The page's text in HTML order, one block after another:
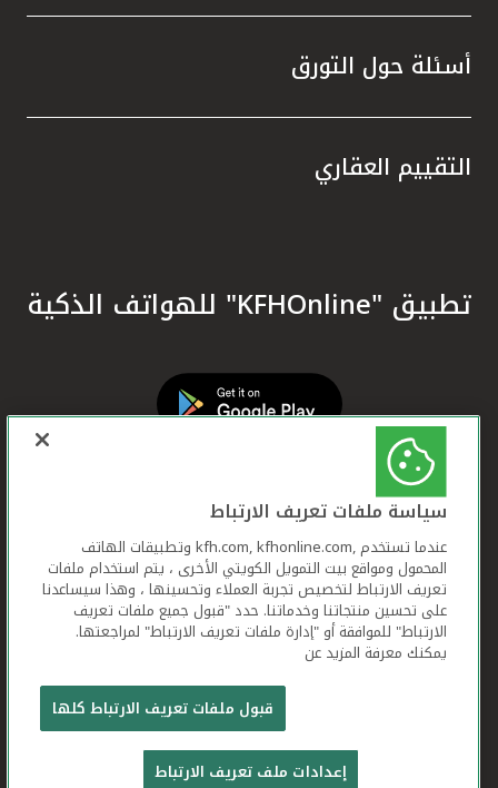
أسئلة حول التورق
التقييم العقاري
تطبيق "KFHOnline" للهواتف الذكية
بيت التمويل الكويتي جميع الحقوق محفوظة © 2026
شروط وأحكام استخدام الموقع الإلكتروني
تعريف الارتباط بيان الخصوصية
سياسة ملفات تعريف الارتباط
عندما تستخدم ,kfh.com, kfhonline.com وتطبيقات الهاتف
المحمول ومواقع بيت التمويل الكويتي الأخرى ، يتم استخدام ملفات
تعريف الارتباط لتخصيص تجربة العملاء وتحسينها ، وهذا سيساعدنا
على تحسين منتجاتنا وخدماتنا. حدد "قبول جميع ملفات تعريف
الارتباط" للموافقة أو "إدارة ملفات تعريف الارتباط" لمراجعتها.
يمكنك معرفة المزيد عن
قبول ملفات تعريف الارتباط كلها
إعدادات ملف تعريف الارتباط